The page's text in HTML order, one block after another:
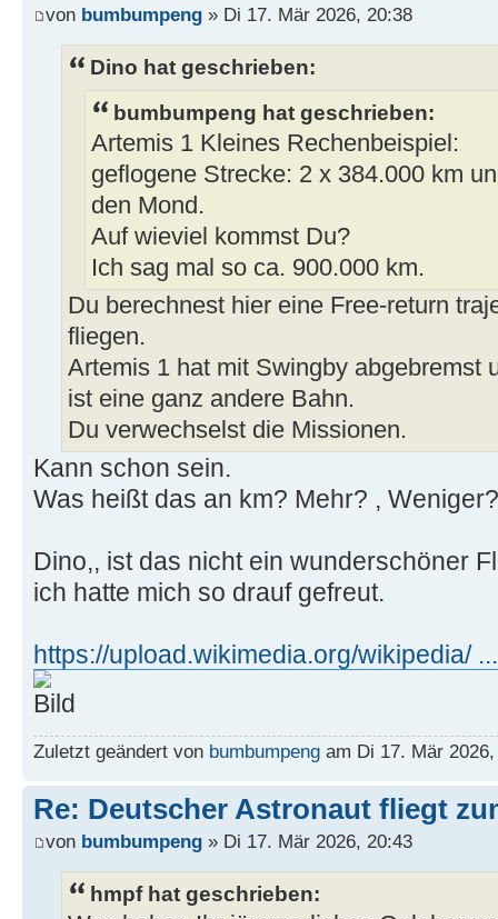
von bumbumpeng » Di 17. Mär 2026, 20:38
Dino hat geschrieben:
bumbumpeng hat geschrieben:
Artemis 1 Kleines Rechenbeispiel:
geflogene Strecke: 2 x 384.000 km
den Mond.
Auf wieviel kommst Du?
Ich sag mal so ca. 900.000 km.
Du berechnest hier eine Free-return
fliegen.
Artemis 1 hat mit Swingby abgebremst
ist eine ganz andere Bahn.
Du verwechselst die Missionen.
Kann schon sein.
Was heißt das an km? Mehr? ,
Dino,, ist das nicht ein wunderschöner
ich hatte mich so drauf gefreut.
https://upload.wikimedia.org/wikipedia/
Zuletzt geändert von bumbumpeng am Di 17. Mär
Re: Deutscher Astronaut fliegt
von bumbumpeng » Di 17. Mär 2026, 20:43
hmpf hat geschrieben: